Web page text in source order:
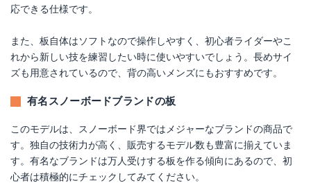
応できる仕様です。
また、板自体はソフトなので操作しやすく、初心者ライダーやこ
れから新しい技を練習したい時に使いやすいでしょう。長めサイ
ズも用意されているので、背の高いメンズにもおすすめです。
有名スノーボードブランドの板
このモデルは、スノーボード界ではメジャーなブランドの商品で
す。独自の技術力が高く、販売するモデル数も豊富に揃えていま
す。有名なブランドは万人受けする板を作る傾向にあるので、初
心者は積極的にチェックしてみてください。